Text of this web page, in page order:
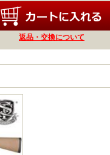
返品・交換について